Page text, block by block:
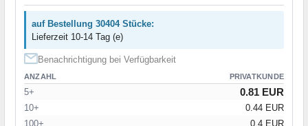
auf Bestellung 30404 Stücke:
Lieferzeit 10-14 Tag (e)
Benachrichtigung bei Verfügbarkeit
ANZAHL PRIVATKUNDE
5+ 0.81 EUR
10+
0.44 EUR
100+
0.4 EUR